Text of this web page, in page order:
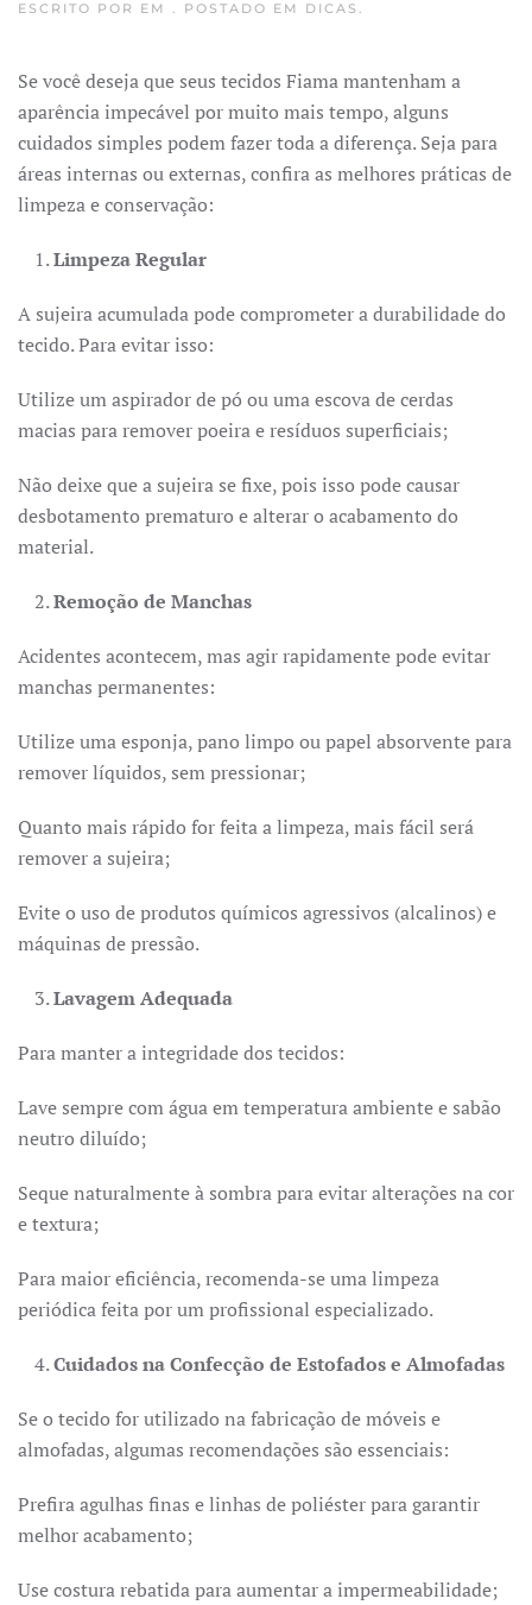
ESCRITO POR EM . POSTADO EM DICAS .
Se você deseja que seus tecidos Fiama mantenham a
aparência impecável por muito mais tempo, alguns
cuidados simples podem fazer toda a diferença. Seja para
áreas internas ou externas, confira as melhores práticas de
limpeza e conservação:
Limpeza Regular
A sujeira acumulada pode comprometer a durabilidade do
tecido. Para evitar isso:
Utilize um aspirador de pó ou uma escova de cerdas
macias para remover poeira e resíduos superficiais;
Não deixe que a sujeira se fixe, pois isso pode causar
desbotamento prematuro e alterar o acabamento do
material.
Remoção de Manchas
Acidentes acontecem, mas agir rapidamente pode evitar
manchas permanentes:
Utilize uma esponja, pano limpo ou papel absorvente para
remover líquidos, sem pressionar;
Quanto mais rápido for feita a limpeza, mais fácil será
remover a sujeira;
Evite o uso de produtos químicos agressivos (alcalinos) e
máquinas de pressão.
Lavagem Adequada
Para manter a integridade dos tecidos:
Lave sempre com água em temperatura ambiente e sabão
neutro diluído;
Seque naturalmente à sombra para evitar alterações na cor
e textura;
Para maior eficiência, recomenda-se uma limpeza
periódica feita por um profissional especializado.
Cuidados na Confecção de Estofados e Almofadas
Se o tecido for utilizado na fabricação de móveis e
almofadas, algumas recomendações são essenciais:
Prefira agulhas finas e linhas de poliéster para garantir
melhor acabamento;
Use costura rebatida para aumentar a impermeabilidade;